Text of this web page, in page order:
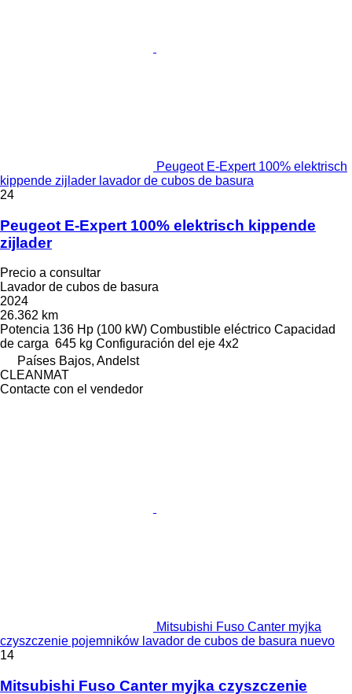
Peugeot E-Expert 100% elektrisch
kippende zijlader lavador de cubos de basura
24
Peugeot E-Expert 100% elektrisch kippende
zijlader
Precio a consultar
Lavador de cubos de basura
2024
26.362 km
Potencia 136 Hp (100 kW) Combustible eléctrico Capacidad
de carga 645 kg Configuración del eje 4x2
Países Bajos, Andelst
CLEANMAT
Contacte con el vendedor
Mitsubishi Fuso Canter myjka
czyszczenie pojemników lavador de cubos de basura nuevo
14
Mitsubishi Fuso Canter myjka czyszczenie